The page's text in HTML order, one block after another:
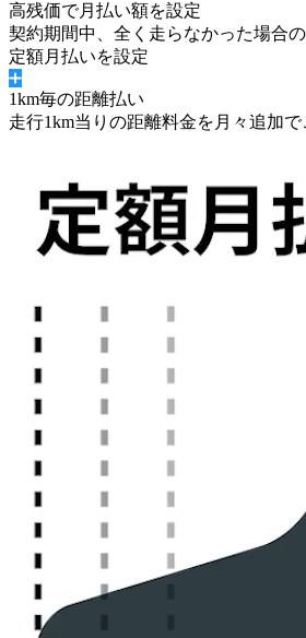
高残価で月払い額を設定
契約期間中、 全く走らなかった場合
定額月払いを設定
1km毎の距離払い
走行1km当りの距離料金を月々追加